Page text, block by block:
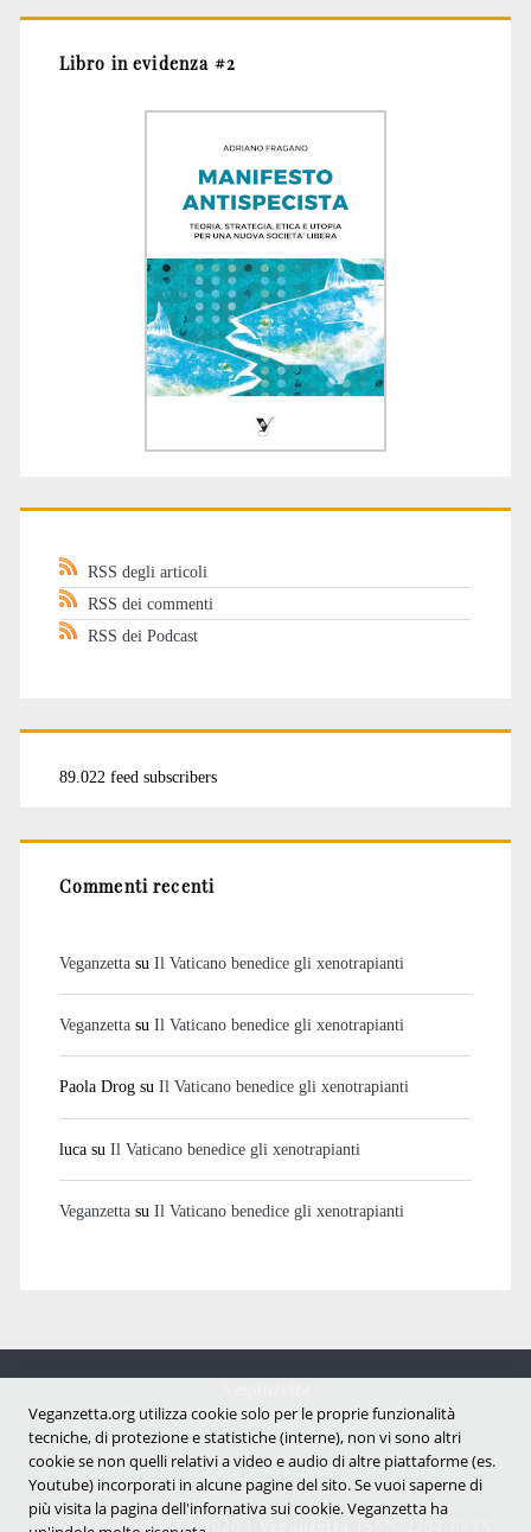
Libro in evidenza #2
RSS degli articoli
RSS dei commenti
RSS dei Podcast
89.022 feed subscribers
Commenti recenti
Veganzettasu Il Vaticano benedice gli xenotrapianti
Veganzettasu Il Vaticano benedice gli xenotrapianti
Paola Drogsu Il Vaticano benedice gli xenotrapianti
lucasu Il Vaticano benedice gli xenotrapianti
Veganzettasu Il Vaticano benedice gli xenotrapianti
Notizie dal mondo vegan e antispecista
Copyright © 2007 - 2026 |
Veganzetta.org utilizza cookie solo per le proprie funzionalità
tecniche, di protezione e statistiche (interne), non vi sono altri
cookie se non quelli relativi a video e audio di altre piattaforme (es.
Youtube) incorporati in alcune pagine del sito. Se vuoi saperne di
più visita la pagina dell'infornativa sui cookie. Veganzetta ha